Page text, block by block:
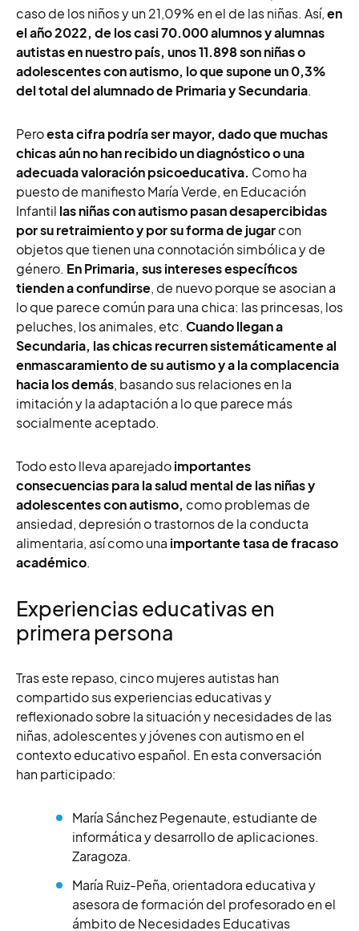
caso de los niños y un 21,09% en el de las niñas. Así,en
el año 2022, de los casi 70.000 alumnos y alumnas
autistas en nuestro país, unos 11.898 son niñas o
adolescentes con autismo, lo que supone un 0,3%
del total del alumnado de Primaria y Secundaria.
Peroesta cifra podría ser mayor, dado que muchas
chicas aún no han recibido un diagnóstico o una
adecuada valoración psicoeducativa. Como ha
puesto de manifiesto María Verde, en Educación
Infantil las niñas con autismo pasan desapercibidas
por su retraimiento y por su forma de jugarcon
objetos que tienen una connotación simbólica y de
género. En Primaria, sus intereses específicos
tienden a confundirse, de nuevo porque se asocian a
lo que parece común para una chica: las princesas, los
peluches, los animales, etc. Cuando llegan a
Secundaria, las chicas recurren sistemáticamente al
enmascaramiento de su autismo y a la complacencia
hacia los demás, basando sus relaciones en la
imitación y la adaptación a lo que parece más
socialmente aceptado.
Todo esto lleva aparejadoimportantes
consecuencias para la salud mental de las niñas y
adolescentes con autismo, como problemas de
ansiedad, depresión o trastornos de la conducta
alimentaria, así como una importante tasa de fracaso
académico.
Experiencias educativas en
primera persona
Tras este repaso, cinco mujeres autistas han
compartido sus experiencias educativas y
reflexionado sobre la situación y necesidades de las
niñas, adolescentes y jóvenes con autismo en el
contexto educativo español. En esta conversación
han participado:
María Sánchez Pegenaute, estudiante de
informática y desarrollo de aplicaciones.
Zaragoza.
María Ruiz-Peña, orientadora educativa y
asesora de formación del profesorado en el
ámbito de Necesidades Educativas